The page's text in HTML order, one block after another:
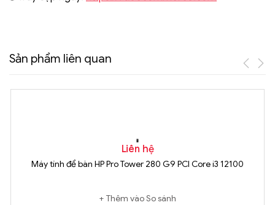
Sản phẩm liên quan
Liên hệ
Máy tính để bàn HP Pro Tower 280 G9 PCI Core i3 12100
Thêm vào So sánh